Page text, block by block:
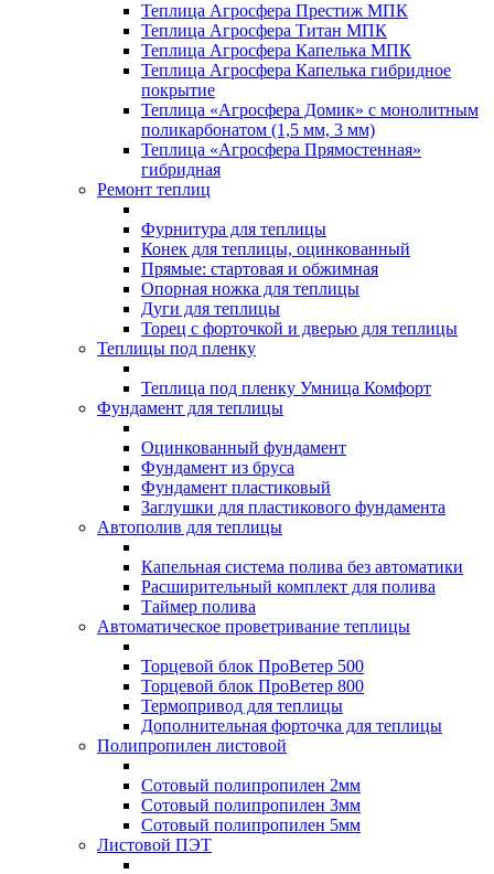
Теплица Агросфера Престиж МПК
Теплица Агросфера Титан МПК
Теплица Агросфера Капелька МПК
Теплица Агросфера Капелька гибридное
покрытие
Теплица «Агросфера Домик» с монолитным
поликарбонатом (1,5 мм, 3 мм)
Теплица «Агросфера Прямостенная»
гибридная
Ремонт теплиц
Фурнитура для теплицы
Конек для теплицы, оцинкованный
Прямые: стартовая и обжимная
Опорная ножка для теплицы
Дуги для теплицы
Торец с форточкой и дверью для теплицы
Теплицы под пленку
Теплица под пленку Умница Комфорт
Фундамент для теплицы
Оцинкованный фундамент
Фундамент из бруса
Фундамент пластиковый
Заглушки для пластикового фундамента
Автополив для теплицы
Капельная система полива без автоматики
Расширительный комплект для полива
Таймер полива
Автоматическое проветривание теплицы
Торцевой блок ПроВетер 500
Торцевой блок ПроВетер 800
Термопривод для теплицы
Дополнительная форточка для теплицы
Полипропилен листовой
Сотовый полипропилен 2мм
Сотовый полипропилен 3мм
Сотовый полипропилен 5мм
Листовой ПЭТ